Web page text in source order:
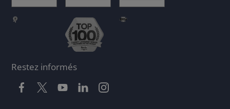
Restez informés